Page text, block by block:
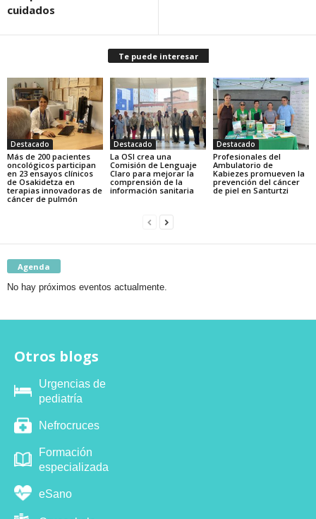
cuidados
Te puede interesar
Destacado
Más de 200 pacientes
oncológicos participan
en 23 ensayos clínicos
de Osakidetza en
terapias innovadoras de
cáncer de pulmón
Destacado
La OSI crea una
Comisión de Lenguaje
Claro para mejorar la
comprensión de la
información sanitaria
Destacado
Profesionales del
Ambulatorio de
Kabiezes promueven la
prevención del cáncer
de piel en Santurtzi
Agenda
No hay próximos eventos actualmente.
Otros blogs
Urgencias de
pediatría
Nefrocruces
Formación
especializada
eSano